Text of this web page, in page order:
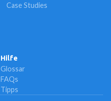
Case Studies
Hilfe
Glossar
FAQs
Tipps